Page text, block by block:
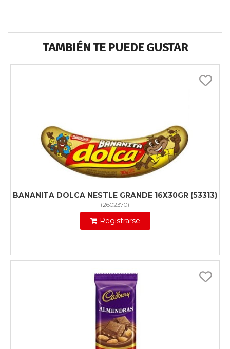
TAMBIÉN TE PUEDE GUSTAR
BANANITA DOLCA NESTLE GRANDE 16X30GR (53313)
(2602370)
Registrarse